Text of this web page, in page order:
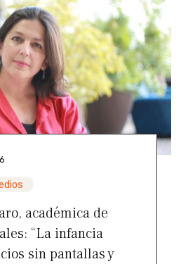
académica de
“La infancia
sin pantallas y